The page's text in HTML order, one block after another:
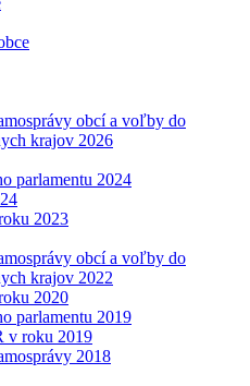
obcí a voľby do
krajov 2026
parlamentu 2024
2023
obcí a voľby do
krajov 2022
2020
parlamentu 2019
v roku 2019
2018